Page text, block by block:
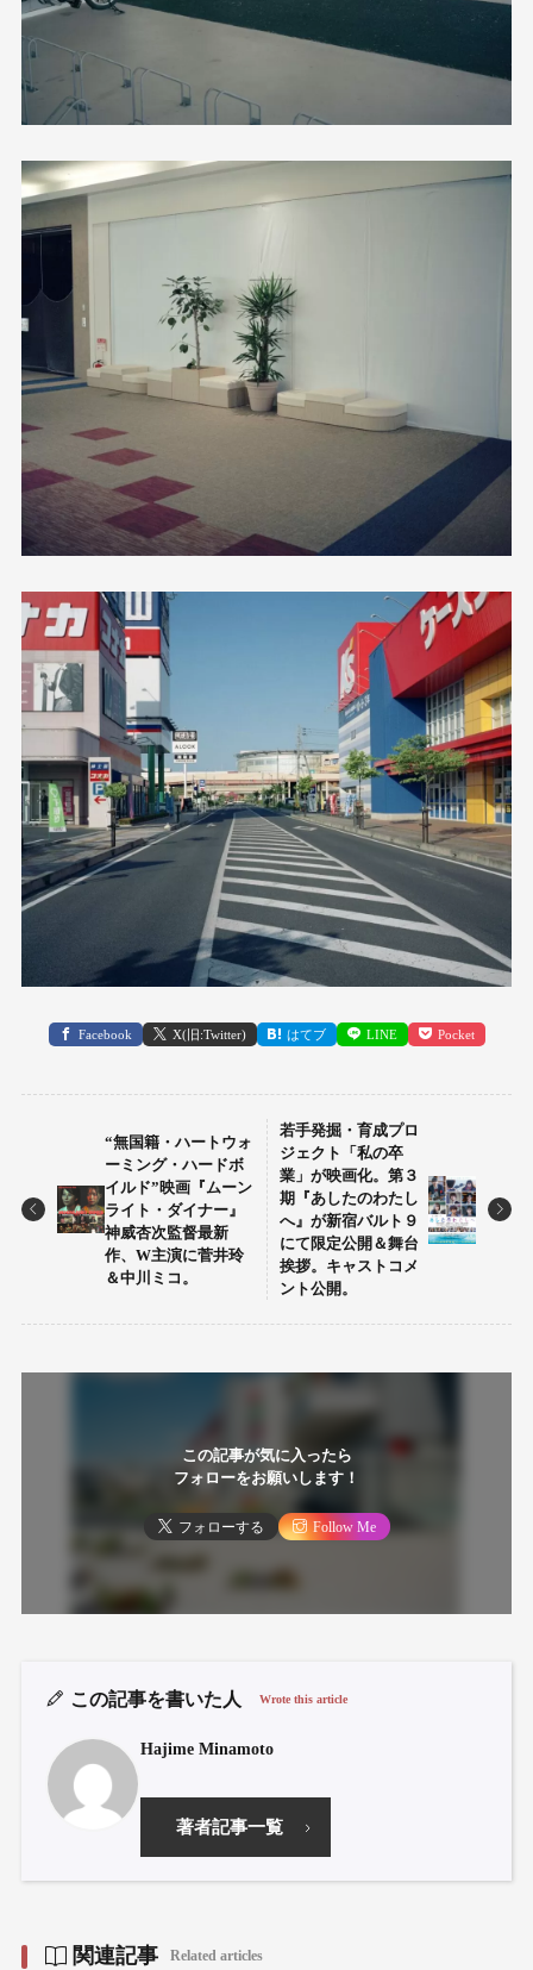
Facebook X(旧:Twitter) はてブ LINE Pocket
“無国籍・ハートウォ
ーミング・ハードボ
イルド”映画『ムーン
ライト・ダイナー』
神威杏次監督最新
作、W主演に菅井玲
＆中川ミコ。
若手発掘・育成プロ
ジェクト「私の卒
業」が映画化。第３
期『あしたのわたし
へ』が新宿バルト９
にて限定公開＆舞台
挨拶。キャストコメ
ント公開。
この記事が気に入ったら
フォローをお願いします！
フォローする Follow Me
この記事を書いた人 Wrote this article
Hajime Minamoto
著者記事一覧
関連記事 Related articles